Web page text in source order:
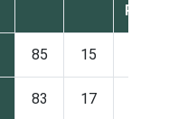
85 15
83 17